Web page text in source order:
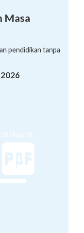
Masa
pendidikan tanpa
(Ayumi)